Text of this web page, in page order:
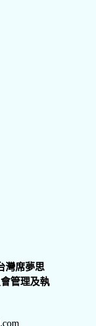
灣席夢思
管理及執